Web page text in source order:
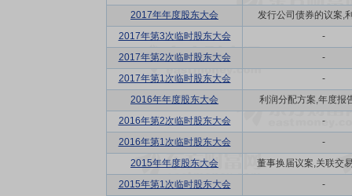
2017年年度股东大会
发行公司债券的议案,
2017年第3次临时股东大会
-
2017年第2次临时股东大会
-
2017年第1次临时股东大会
-
2016年年度股东大会
利润分配方案,年度报
2016年第2次临时股东大会
-
2016年第1次临时股东大会
-
2015年年度股东大会
董事换届议案,关联交
2015年第1次临时股东大会
-